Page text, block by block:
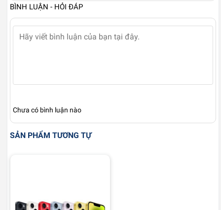
BÌNH LUẬN - HỎI ĐÁP
Chưa có bình luận nào
SẢN PHẨM TƯƠNG TỰ